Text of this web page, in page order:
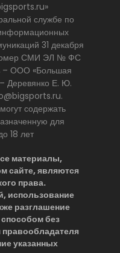
службе по
31 декабря
номер СМИ ЭЛ № ФС
– ООО «Большая
Деревянко Е. Ю.
содержать
для
18 лет
материалы,
сайте, являются
права.
использование
разглашение
без
указанных